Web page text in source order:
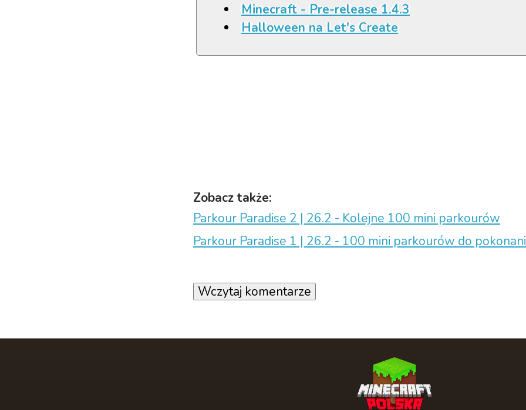
Minecraft - Pre-release 1.4.3
Halloween na Let's Create
Zobacz także:
Parkour Paradise 2 | 26.2 - Kolejne 100 mini parkourów
Parkour Paradise 1 | 26.2 - 100 mini parkourów do
Wczytaj komentarze